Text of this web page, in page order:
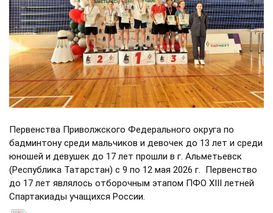
Первенства Приволжского Федерального округа по
бадминтону среди мальчиков и девочек до 13 лет и среди
юношей и девушек до 17 лет прошли в г. Альметьевск
(Республика Татарстан) с 9 по 12 мая 2026 г. Первенство
до 17 лет являлось отборочным этапом ПФО XIII летней
Спартакиады учащихся России.